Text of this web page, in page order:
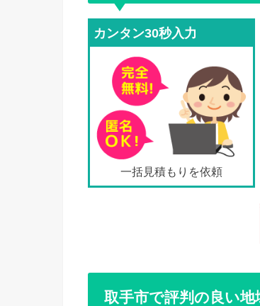
カンタン30秒入力
一括見積もりを依頼
取手市で評判の良い